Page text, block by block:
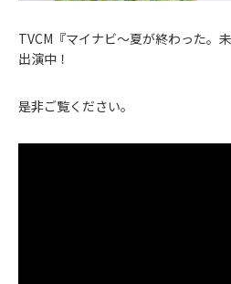
TVCM『マイナビ〜夏が終わった。
出演中！
是非ご覧ください。